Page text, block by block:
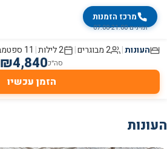
מרכז הזמנות
זמינים 07:00-21:00
העונות| 2 מבוגרים |
2לילות| 11 ספטמבר
סה״כ ₪4,840
הזמן עכשיו
העונות